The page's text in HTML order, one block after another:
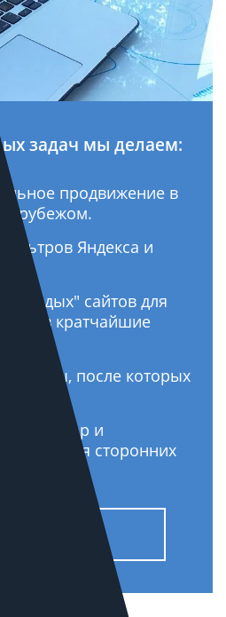
задач мы делаем:
продвижение в
рубежом.
Яндекса и
сайтов для
в кратчайшие
после которых
надзор и
сторонних